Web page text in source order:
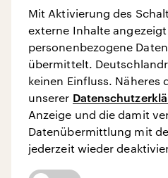
Mit Aktivierung des
externe Inhalte
personenbezogene
übermittelt.
keinen Einfluss. Näheres
unserer
Anzeige und die damit
Datenübermittlung mit
jederzeit wieder